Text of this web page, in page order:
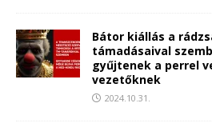
Bátor kiállás a
támadásaival
gyűjtenek a perrel
vezetőknek
2024.10.31.